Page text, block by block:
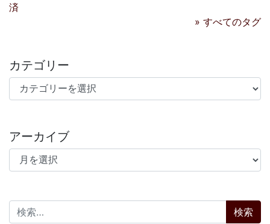
済
» すべてのタグ
カテゴリー
カテゴリー
アーカイブ
アーカイブ
検索: